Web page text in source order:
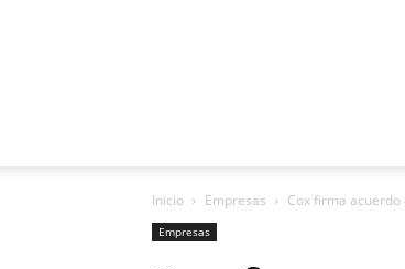
Inicio Empresas Cox firma
Empresas